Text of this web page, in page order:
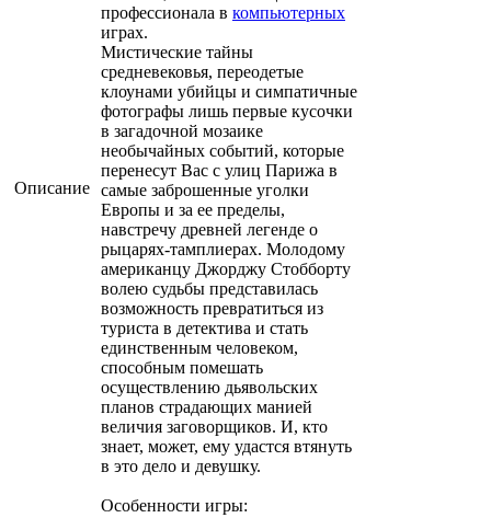
Описание
профессионала в компьютерных
играх.
Мистические тайны
средневековья, переодетые
клоунами убийцы и симпатичные
фотографы лишь первые кусочки
в загадочной мозаике
необычайных событий, которые
перенесут Вас с улиц Парижа в
самые заброшенные уголки
Европы и за ее пределы,
навстречу древней легенде о
рыцарях-тамплиерах. Молодому
американцу Джорджу Стобборту
волею судьбы представилась
возможность превратиться из
туриста в детектива и стать
единственным человеком,
способным помешать
осуществлению дьявольских
планов страдающих манией
величия заговорщиков. И, кто
знает, может, ему удастся втянуть
в это дело и девушку.
Особенности игры: